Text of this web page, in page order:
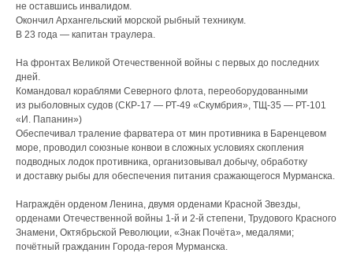
не оставшись инвалидом.
Окончил Архангельский морской рыбный техникум.
В 23 года — капитан траулера.
На фронтах Великой Отечественной войны с первых до последних
дней.
Командовал кораблями Северного флота, переоборудованными
из рыболовных судов (СКР‑17 — РТ‑49 «Скумбрия», ТЩ‑35 — РТ‑101
«И. Папанин»)
Обеспечивал траление фарватера от мин противника в Баренцевом
море, проводил союзные конвои в сложных условиях скопления
подводных лодок противника, организовывал добычу, обработку
и доставку рыбы для обеспечения питания сражающегося Мурманска.
Награждён орденом Ленина, двумя орденами Красной Звезды,
орденами Отечественной войны 1-й и 2-й степени, Трудового Красного
Знамени, Октябрьской Революции, «Знак Почёта», медалями;
почётный гражданин Города-героя Мурманска.